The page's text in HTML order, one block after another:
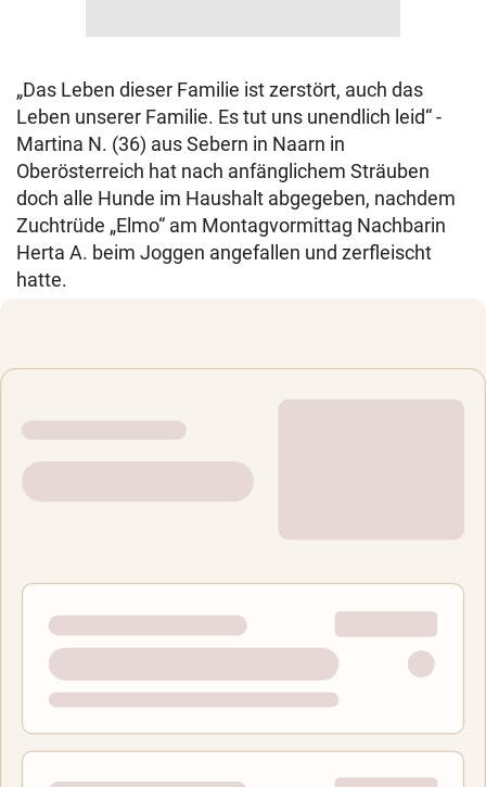
„Das Leben dieser Familie ist zerstört, auch das
Leben unserer Familie. Es tut uns unendlich leid“ -
Martina N. (36) aus Sebern in Naarn in
Oberösterreich hat nach anfänglichem Sträuben
doch alle Hunde im Haushalt abgegeben, nachdem
Zuchtrüde „Elmo“ am Montagvormittag Nachbarin
Herta A. beim Joggen angefallen und zerfleischt
hatte.